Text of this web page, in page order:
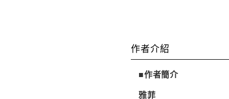
作者介紹
■作者簡介
雅菲